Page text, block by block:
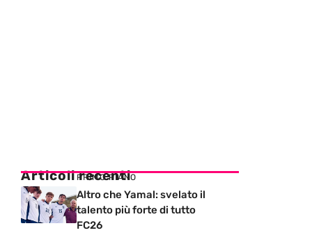
Articoli recenti
PRIMO PIANO
Altro che Yamal: svelato il
talento più forte di tutto
FC26